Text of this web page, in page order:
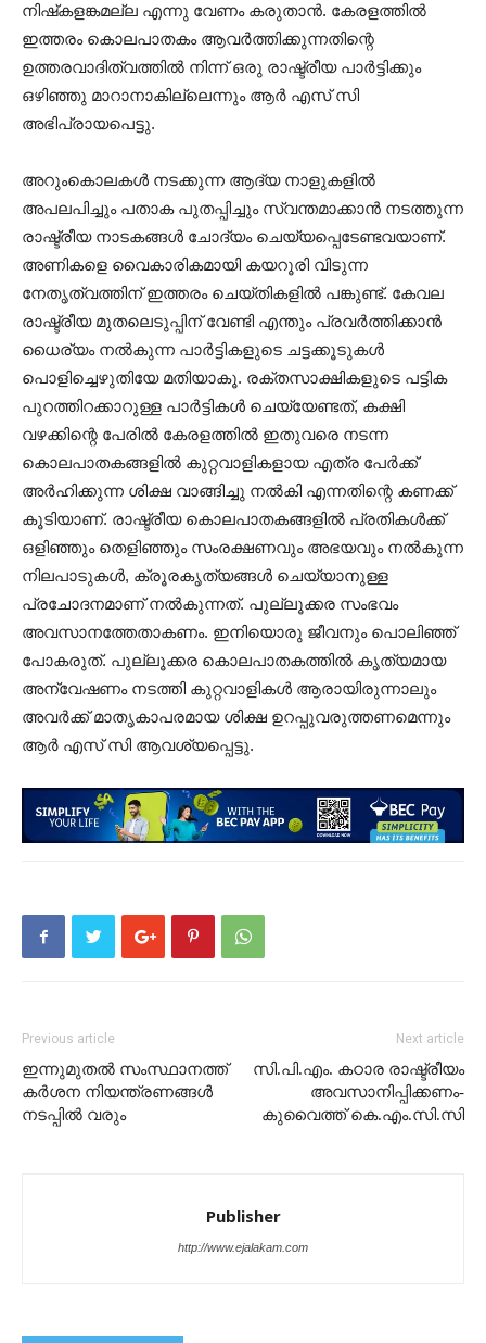
നിഷ്‌കളങ്കമല്ല എന്നു വേണം കരുതാന്‍. കേരളത്തില്‍
ഇത്തരം കൊലപാതകം ആവര്‍ത്തിക്കുന്നതിന്റെ
ഉത്തരവാദിത്വത്തില്‍ നിന്ന് ഒരു രാഷ്ട്രീയ പാര്‍ട്ടിക്കും
ഒഴിഞ്ഞു മാറാനാകില്ലെന്നും ആര്‍ എസ് സി
അഭിപ്രായപെട്ടു.
അറുംകൊലകള്‍ നടക്കുന്ന ആദ്യ നാളുകളില്‍
അപലപിച്ചും പതാക പുതപ്പിച്ചും സ്വന്തമാക്കാന്‍ നടത്തുന്ന
രാഷ്ട്രീയ നാടകങ്ങള്‍ ചോദ്യം ചെയ്യപ്പെടേണ്ടവയാണ്.
അണികളെ വൈകാരികമായി കയറൂരി വിടുന്ന
നേതൃത്വത്തിന് ഇത്തരം ചെയ്തികളില്‍ പങ്കുണ്ട്. കേവല
രാഷ്ട്രീയ മുതലെടുപ്പിന് വേണ്ടി എന്തും പ്രവര്‍ത്തിക്കാന്‍
ധൈര്യം നല്‍കുന്ന പാര്‍ട്ടികളുടെ ചട്ടക്കൂടുകള്‍
പൊളിച്ചെഴുതിയേ മതിയാകൂ. രക്തസാക്ഷികളുടെ പട്ടിക
പുറത്തിറക്കാറുള്ള പാര്‍ട്ടികള്‍ ചെയ്യേണ്ടത്, കക്ഷി
വഴക്കിന്റെ പേരില്‍ കേരളത്തില്‍ ഇതുവരെ നടന്ന
കൊലപാതകങ്ങളില്‍ കുറ്റവാളികളായ എത്ര പേര്‍ക്ക്
അര്‍ഹിക്കുന്ന ശിക്ഷ വാങ്ങിച്ചു നല്‍കി എന്നതിന്റെ കണക്ക്
കൂടിയാണ്. രാഷ്ട്രീയ കൊലപാതകങ്ങളില്‍ പ്രതികള്‍ക്ക്
ഒളിഞ്ഞും തെളിഞ്ഞും സംരക്ഷണവും അഭയവും നല്‍കുന്ന
നിലപാടുകള്‍, ക്രൂരകൃത്യങ്ങള്‍ ചെയ്യാനുള്ള
പ്രചോദനമാണ് നല്‍കുന്നത്. പുല്ലൂക്കര സംഭവം
അവസാനത്തേതാകണം. ഇനിയൊരു ജീവനും പൊലിഞ്ഞ്
പോകരുത്. പുല്ലൂക്കര കൊലപാതകത്തില്‍ കൃത്യമായ
അന്വേഷണം നടത്തി കുറ്റവാളികള്‍ ആരായിരുന്നാലും
അവര്‍ക്ക് മാതൃകാപരമായ ശിക്ഷ ഉറപ്പുവരുത്തണമെന്നും
ആര്‍ എസ് സി ആവശ്യപ്പെട്ടു.
Previous article
ഇന്നുമുതൽ സംസ്ഥാനത്ത്
കര്‍ശന നിയന്ത്രണങ്ങള്‍
നടപ്പില്‍ വരും
Next article
സി.പി.എം. കഠാര രാഷ്ട്രീയം
അവസാനിപ്പിക്കണം-
കുവൈത്ത് കെ.എം.സി.സി
Publisher
http://www.ejalakam.com